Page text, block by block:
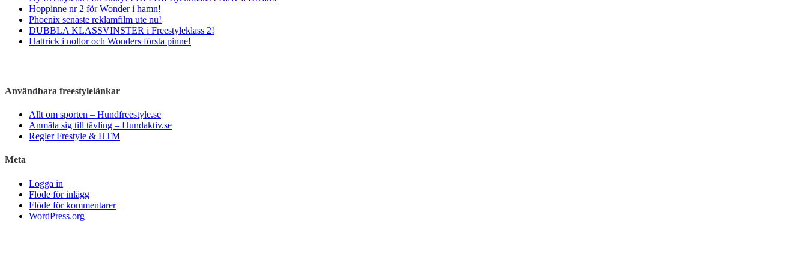
Hoppinne nr 2 för Wonder i hamn!
Phoenix senaste reklamfilm ute nu!
DUBBLA KLASSVINSTER i Freestyleklass 2!
Hattrick i nollor och Wonders första pinne!
Användbara freestylelänkar
Allt om sporten – Hundfreestyle.se
Anmäla sig till tävling – Hundaktiv.se
Regler Frestyle & HTM
Meta
Logga in
Flöde för inlägg
Flöde för kommentarer
WordPress.org